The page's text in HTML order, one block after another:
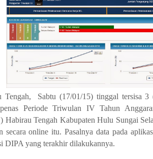
Sabtu (17/01/15) tinggal tersisa 3
Periode Triwulan IV Tahun
Tengah Kabupaten Hulu Sungai
secara online itu. Pasalnya data pada
DIPA yang terakhir dilakukannya.